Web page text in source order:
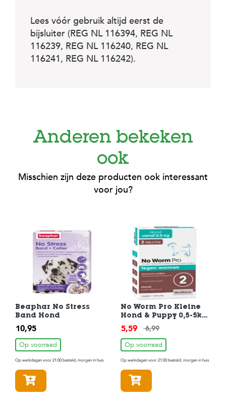
Lees vóór gebruik altijd eerst de
bijsluiter (REG NL 116394, REG NL
116239, REG NL 116240, REG NL
116241, REG NL 116242).
Anderen bekeken
ook
Misschien zijn deze producten ook interessant
voor jou?
Beaphar No Stress
Band Hond
10,95
Op voorraad
Op werkdagen voor 21:00 besteld, morgen in huis
No Worm Pro Kleine
Hond & Puppy 0,5-5kg
2 Tabletten
6,99
5,59
Op voorraad
Op werkdagen voor 21:00 besteld, morgen in huis